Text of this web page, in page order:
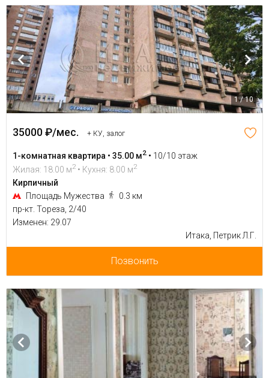
1 / 10
35000 ₽/мес. + КУ, залог
1-комнатная квартира • 35.00 м2 • 10/10 этаж
Жилая: 18.00 м2 • Кухня: 8.00 м2
Кирпичный
Площадь Мужества
0.3 км
пр-кт. Тореза, 2/40
Изменен: 29.07
Итака, Петрик Л.Г.
Позвонить